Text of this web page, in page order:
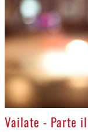
>
Vailate - Parte